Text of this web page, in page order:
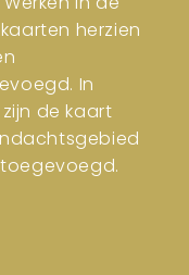
herzien
In
de kaart